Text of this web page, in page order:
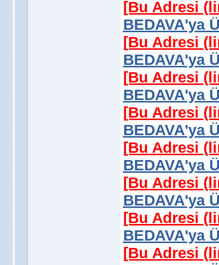
[Bu Adresi
BEDAVA'ya
[Bu Adresi
BEDAVA'ya
[Bu Adresi
BEDAVA'ya
[Bu Adresi
BEDAVA'ya
[Bu Adresi
BEDAVA'ya
[Bu Adresi
BEDAVA'ya
[Bu Adresi
BEDAVA'ya
[Bu Adresi